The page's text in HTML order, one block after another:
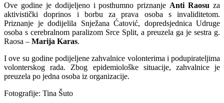
Ove godine je dodijeljeno i posthumno priznanje Anti Raosu za
aktivistički doprinos i borbu za prava osoba s invaliditetom.
Priznanje je dodijelila Snježana Ćatović, dopredsjednica Udruge
osoba s cerebralnom paralizom Srce Split, a preuzela ga je sestra g.
Raosa – Marija Karas.
I ove su godine podijeljene zahvalnice volonterima i podupirateljima
volonterskog rada. Zbog epidemiološke situacije, zahvalnice je
preuzela po jedna osoba iz organizacije.
Fotografije: Tina Šuto